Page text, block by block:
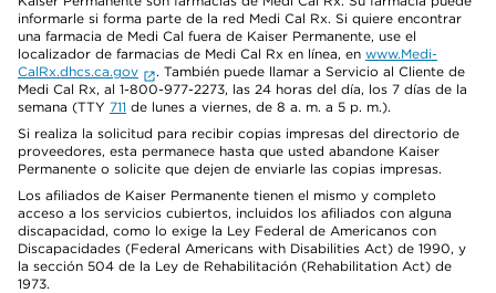
informarle si forma parte de la red Medi Cal Rx. Si quiere encontrar
una farmacia de Medi Cal fuera de Kaiser Permanente, use el
localizador de farmacias de Medi Cal Rx en línea, en www.Medi-
CalRx.dhcs.ca.gov
. También puede llamar a Servicio al Cliente de
Medi Cal Rx, al 1-800-977-2273, las 24 horas del día, los 7 días de la
semana (TTY 711 de lunes a viernes, de 8 a. m. a 5 p. m.).
Si realiza la solicitud para recibir copias impresas del directorio de
proveedores, esta permanece hasta que usted abandone Kaiser
Permanente o solicite que dejen de enviarle las copias impresas.
Los afiliados de Kaiser Permanente tienen el mismo y completo
acceso a los servicios cubiertos, incluidos los afiliados con alguna
discapacidad, como lo exige la Ley Federal de Americanos con
Discapacidades (Federal Americans with Disabilities Act) de 1990, y
la sección 504 de la Ley de Rehabilitación (Rehabilitation Act) de
1973.